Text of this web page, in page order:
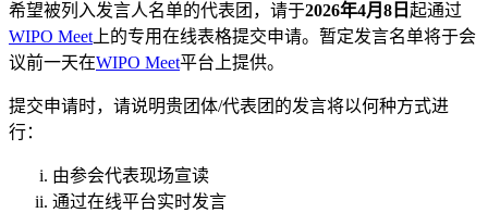
希望被列入发言人名单的代表团，请于2026年4月8日 起通过
WIPO Meet 上的专用在线表格提交申请。暂定发言名单将于会
议前一天在WIPO Meet平台上提供。
提交申请时，请说明贵团体/代表团的发言将以何种方式进
行：
由参会代表现场宣读
通过在线平台实时发言